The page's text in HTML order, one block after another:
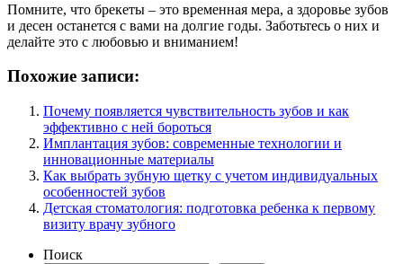
Помните, что брекеты – это временная мера, а здоровье зубов
и десен останется с вами на долгие годы. Заботьтесь о них и
делайте это с любовью и вниманием!
Похожие записи:
Почему появляется чувствительность зубов и как
эффективно с ней бороться
Имплантация зубов: современные технологии и
инновационные материалы
Как выбрать зубную щетку с учетом индивидуальных
особенностей зубов
Детская стоматология: подготовка ребенка к первому
визиту врачу зубного
Поиск